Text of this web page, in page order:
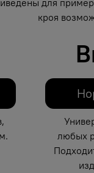
для
кроя
любых